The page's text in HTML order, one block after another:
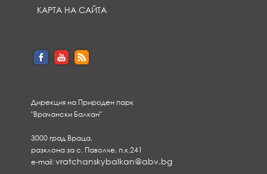
КАРТА НА САЙТА
Дирекция на Природен парк
"Врачански Балкан"
3000 град Враца,
разклона за с. Паволче, п.к.241
e-mail:vratchanskybalkan@abv.bg